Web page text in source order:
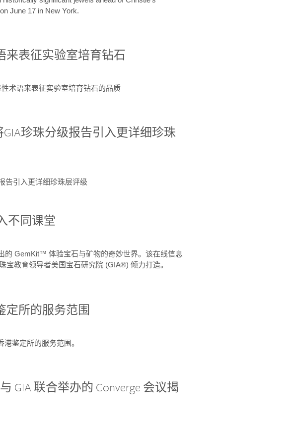
June 17 in New York.
来表征实验室培育钻石
术语来表征实验室培育钻石的品质
珍珠分级报告引入更详细珍珠
告引入更详细珍珠层评级
不同课堂
的 GemKit™ 体验宝石与矿物的奇妙世界。该在线信息
宝教育领导者美国宝石研究院 (GIA®) 倾力打造。
定所的服务范围
鉴定所的服务范围。
GIA 联合举办的 Converge 会议揭